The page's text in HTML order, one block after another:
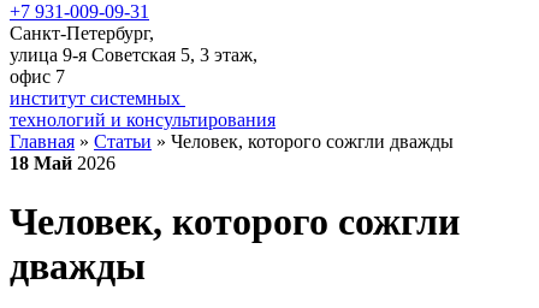
+7 931-009-09-31
Санкт-Петербург,
улица 9-я Советская 5​, 3 этаж,
офис 7
институт системных
технологий и консультирования
Главная » Статьи » Человек, которого сожгли дважды
18 Май 2026
Человек, которого сожгли
дважды